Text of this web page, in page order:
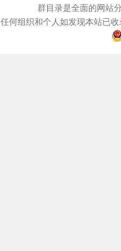
群目录是全面的网站
任何组织和个人如发现本站已